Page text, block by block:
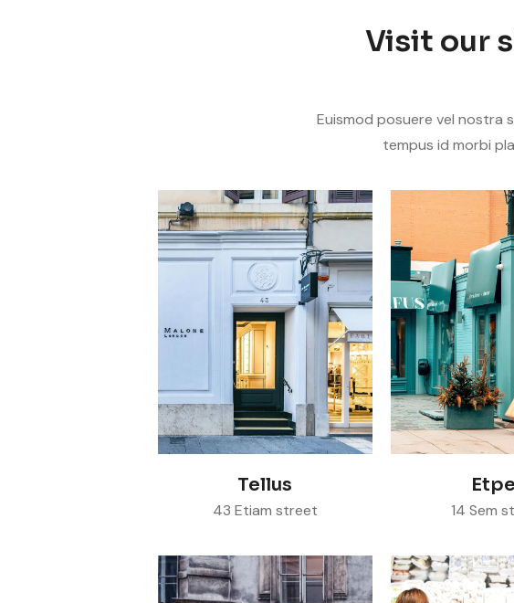
Visit our
Euismod posuere vel nostra
tempus id morbi
Visit store
Tellus
43 Etiam street
Visit
14 Sem